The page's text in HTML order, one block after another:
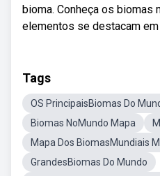
bioma. Conheça os biomas
elementos se destacam em
Tags
OS PrincipaisBiomas Do
Biomas NoMundo Mapa
Mapa Dos BiomasMundiais
GrandesBiomas Do Mundo